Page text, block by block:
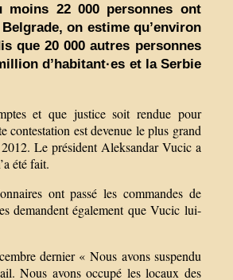
22 000 personnes ont
on estime qu’environ
que 20 000 autres personnes
d’habitant·es et la Serbie
et que justice soit rendue pour
contestation est devenue le plus grand
Le président Aleksandar Vucic a
été fait.
ont passé les commandes de
demandent également que Vucic lui-
dernier « Nous avons suspendu
Nous avons occupé les locaux des